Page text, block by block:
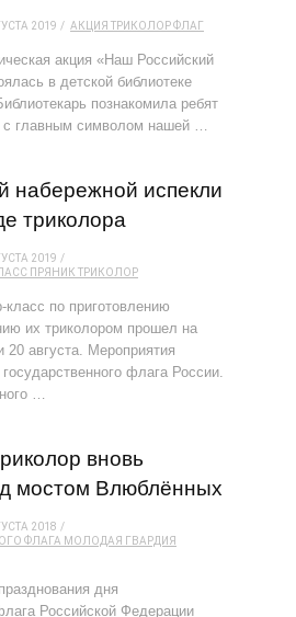
2019 АКЦИЯ ТРИКОЛОРФЛАГ
акция «Наш Российский
в детской библиотеке
познакомила ребят
с главным символом нашей …
набережной испекли
триколора
2019
ПРЯНИК ТРИКОЛОР
по приготовлению
их триколором прошел на
августа. Мероприятия
флага России.
…
вновь
мостом Влюблённых
2018
ФЛАГА МОЛОДАЯ ГВАРДИЯ
дня
Российской Федерации